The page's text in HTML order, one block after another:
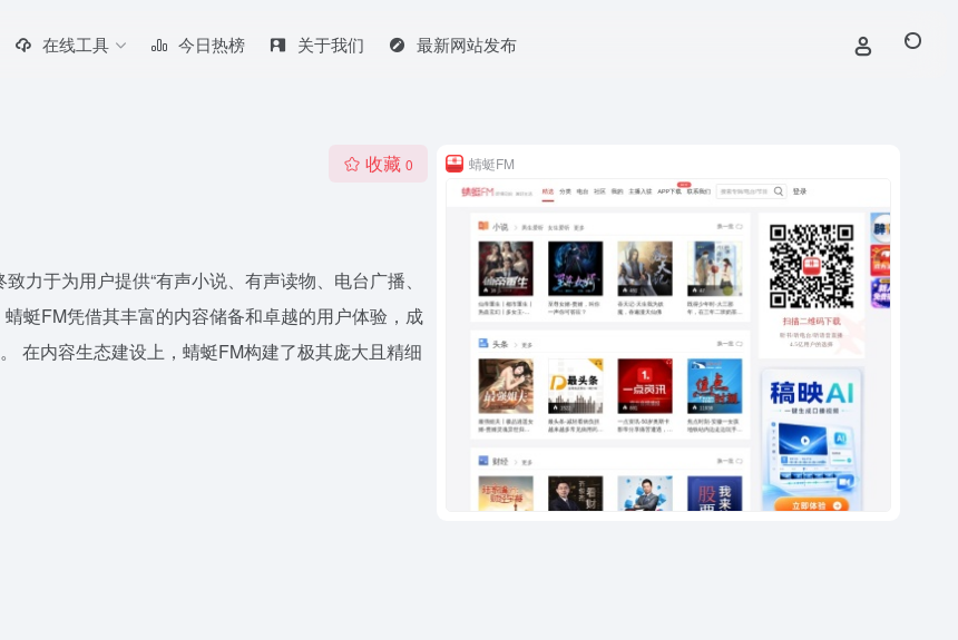
在线工具 今日热榜 关于我们 最新网站发布
收藏 0
力于为用户提供“有声小说、有声读物、电台广播、
蜓FM凭借其丰富的内容储备和卓越的用户体验，成
在内容生态建设上，蜻蜓FM构建了极其庞大且精细
蜻蜓FM